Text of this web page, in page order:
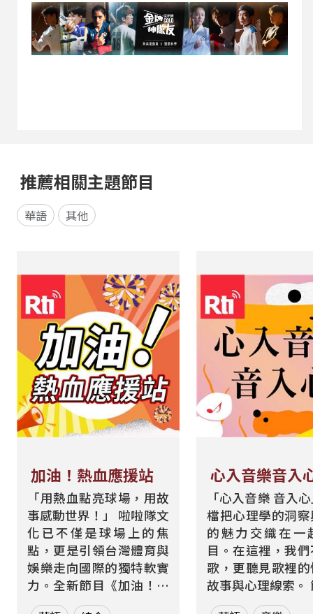
推薦相關主題節目
華語 其他
加油！熱血應援站
「用熱血點亮球場，用故
事感動世界！」 啦啦隊文
化已不僅是球場上的焦
點，更是引領台灣體育與
娛樂走向國際的獨特軟實
力。全新節目《加油！熱
血應援站》，由香港藝人
心入音樂音入
「心入音樂 音入
檔把心理學的洞
的魅力交織在一
目。在這裡，我
歌，更聽見歌裡
故事與心理線索。 節目從
心理學的角度出